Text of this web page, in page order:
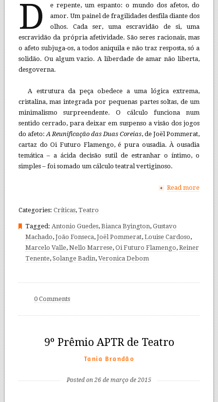
D
e repente, um espanto: o mundo dos afetos, do
amor. Um painel de fragilidades desfila diante dos
olhos. Cada ser, uma escravidão de si, uma
escravidão da própria afetividade. São seres racionais, mas
o afeto subjuga-os, a todos aniquila e não traz resposta, só a
solidão. Ou algum vazio. A liberdade de amar não liberta,
desgoverna.
A estrutura da peça obedece a uma lógica extrema,
cristalina, mas integrada por pequenas partes soltas, de um
minimalismo surpreendente. O cálculo funciona num
sentido cerrado, para deixar em suspenso a visão dos jogos
do afeto:A Reunificação das Duas Coreias, de Joël Pommerat,
cartaz do Oi Futuro Flamengo, é pura ousadia. À ousadia
temática – a ácida decisão sutil de estranhar o íntimo, o
simples – foi somado um cálculo teatral vertiginoso.
+ Read more
Categories: Críticas, Teatro
Tagged: Antonio Guedes, Bianca Byington, Gustavo
Machado, João Fonseca, Joël Pommerat, Louise Cardoso,
Marcelo Valle, Nello Marrese, Oi Futuro Flamengo, Reiner
Tenente, Solange Badin, Veronica Debom
0 Comments
9º Prêmio APTR de Teatro
Tania Brandão
Posted on 26 de março de 2015